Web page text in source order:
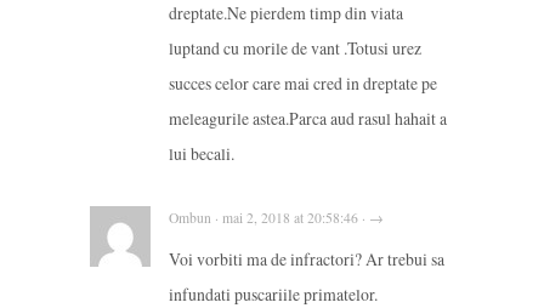
dreptate.Ne pierdem timp din viata
luptand cu morile de vant .Totusi urez
succes celor care mai cred in dreptate pe
meleagurile astea.Parca aud rasul hahait a
lui becali.
Ombun · mai 2, 2018 at 20:58:46 · →
Voi vorbiti ma de infractori? Ar trebui sa
infundati puscariile primatelor.